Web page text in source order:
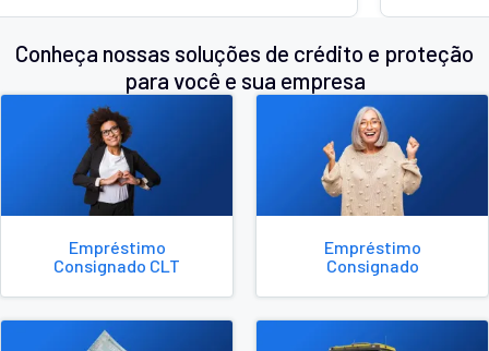
Conheça nossas soluções de crédito e proteção
para você e sua empresa
Empréstimo
Consignado CLT
Empréstimo
Consignado